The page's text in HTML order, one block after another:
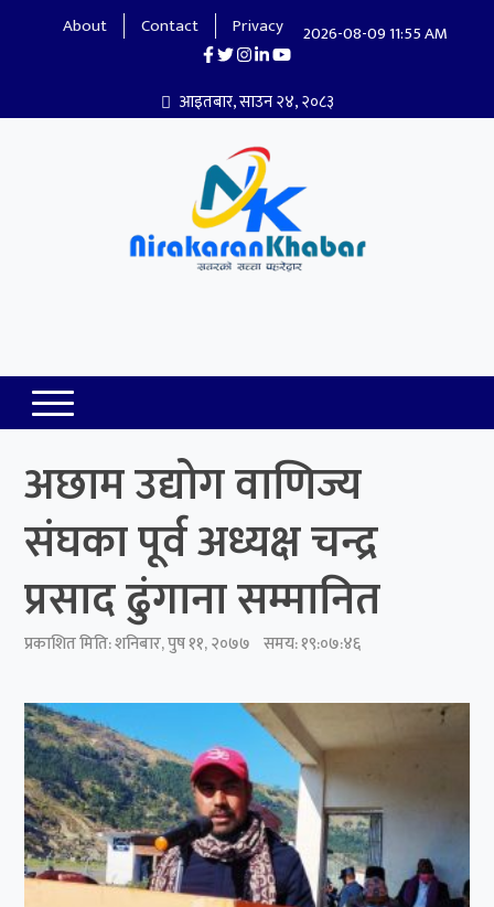
About Contact Privacy 2026-08-09 11:55 AM
आइतबार, साउन २४, २०८३
अछाम उद्योग वाणिज्य
संघका पूर्व अध्यक्ष चन्द्र
प्रसाद ढुंगाना सम्मानित
प्रकाशित मिति:शनिबार, पुष ११, २०७७ समय: १९:०७:४६